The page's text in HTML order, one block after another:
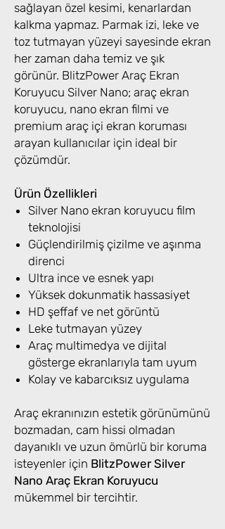
sağlayan özel kesimi, kenarlardan
kalkma yapmaz. Parmak izi, leke ve
toz tutmayan yüzeyi sayesinde ekran
her zaman daha temiz ve şık
görünür. BlitzPower Araç Ekran
Koruyucu Silver Nano; araç ekran
koruyucu, nano ekran filmi ve
premium araç içi ekran koruması
arayan kullanıcılar için ideal bir
çözümdür.
Ürün Özellikleri
Silver Nano ekran koruyucu film
teknolojisi
Güçlendirilmiş çizilme ve aşınma
direnci
Ultra ince ve esnek yapı
Yüksek dokunmatik hassasiyet
HD şeffaf ve net görüntü
Leke tutmayan yüzey
Araç multimedya ve dijital
gösterge ekranlarıyla tam uyum
Kolay ve kabarcıksız uygulama
Araç ekranınızın estetik görünümünü
bozmadan, cam hissi olmadan
dayanıklı ve uzun ömürlü bir koruma
isteyenler için BlitzPower Silver
Nano Araç Ekran Koruyucu
mükemmel bir tercihtir.